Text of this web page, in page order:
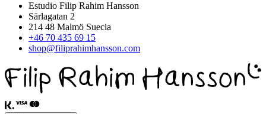
Estudio Filip Rahim Hansson
Särlagatan 2
214 48 Malmö Suecia
+46 70 435 69 15
shop@filiprahimhansson.com